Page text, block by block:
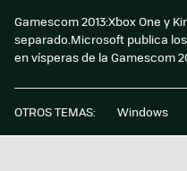
Gamescom 2013:Xbox One y
separado.Microsoft publica
en vísperas de la Gamescom
OTROS TEMAS: Windows